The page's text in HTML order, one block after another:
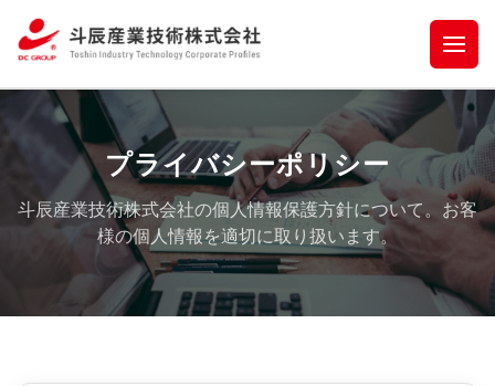
プライバシーポリシー
斗辰産業技術株式会社の個人情報保護方針について。お客
様の個人情報を適切に取り扱います。